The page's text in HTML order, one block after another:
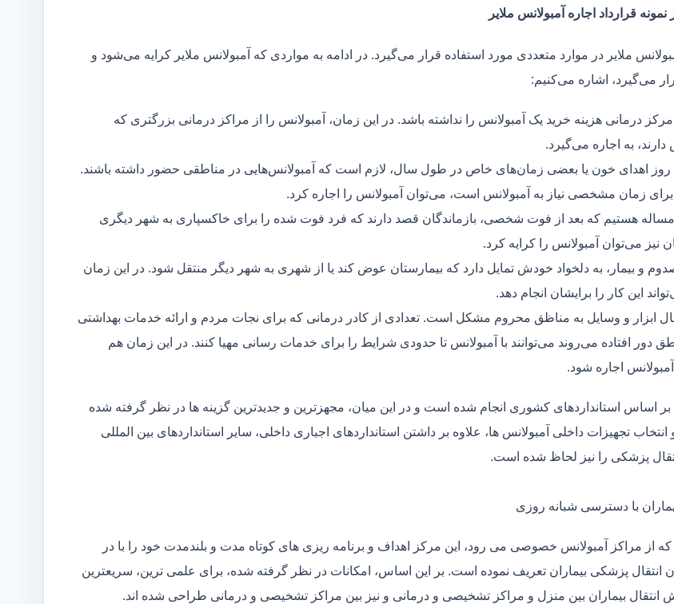
نمونه قرارداد اجاره آمبولانس ملایر
ملایر در موارد متعددی مورد استفاده قرار می‌گیرد. در ادامه به مواردی که آمبولانس ملایر کرایه می‌شود و
می‌گیرد، اشاره می‌کنیم:
درمانی هزینه خرید یک آمبولانس را نداشته باشد. در این زمان، آمبولانس را از مراکز درمانی بزرگتری که
دارند، به اجاره می‌گیرد.
روز اهدای خون یا بعضی زمان‌های خاص در طول سال، لازم است که آمبولانس‌هایی در مناطقی حضور داشته باشند.
زمان مشخصی نیاز به آمبولانس است، می‌توان آمبولانس را اجاره کرد.
هستیم که بعد از فوت شخصی، بازماندگان قصد دارند که فرد فوت شده را برای خاکسپاری به شهر دیگری
نیز می‌توان آمبولانس را کرایه کرد.
و بیمار، به دلخواد خودش تمایل دارد که بیمارستان عوض کند یا از شهری به شهر دیگر منتقل شود. در این زمان
این کار را برایشان انجام دهد.
ابزار و وسایل به مناظق محروم مشکل است. تعدادی از کادر درمانی که برای نجات مردم و ارائه خدمات بهداشتی
دور افتاده می‌روند می‌توانند با آمبولانس تا حدودی شرایط را برای خدمات رسانی مهیا کنند. در این زمان هم
اجاره شود.
بر اساس استانداردهای کشوری انجام شده است و در این میان، مجهزترین و جدیدترین گزینه ها در نظر گرفته شده
و انتخاب تجهیزات داخلی آمبولانس ها، علاوه بر داشتن استانداردهای اجباری داخلی، سایر استانداردهای بین المللی
پزشکی را نیز لحاظ شده است.
با دسترسی شبانه روزی
از مراکز آمبولانس خصوصی می رود، این مرکز اهداف و برنامه ریزی های کوتاه مدت و بلندمدت خود را با در
انتقال پزشکی بیماران تعریف نموده است. بر این اساس، امکانات در نظر گرفته شده، برای علمی ترین، سریعترین
انتقال بیماران بین منزل و مراکز تشخیصی و درمانی و نیز بین مراکز تشخیصی و درمانی طراحی شده اند.